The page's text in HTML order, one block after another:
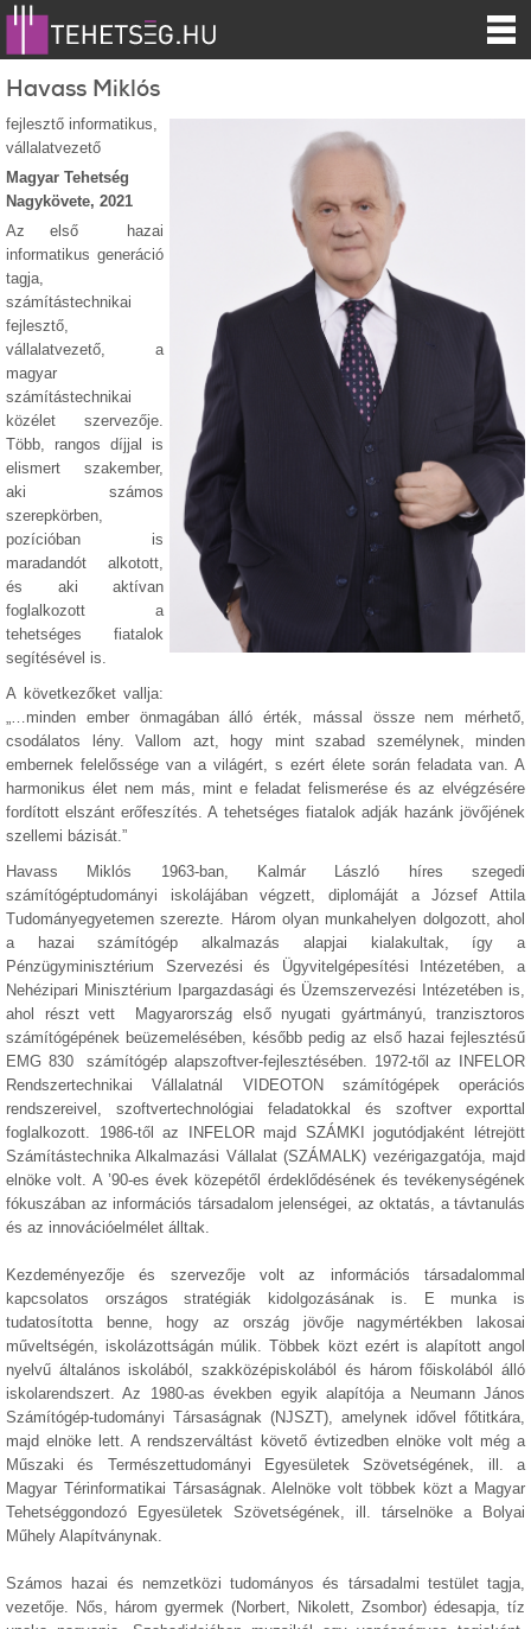
Havass Miklós
fejlesztő informatikus,
vállalatvezető
Magyar Tehetség
Nagykövete, 2021
Az első hazai
informatikus generáció
tagja,
számítástechnikai
fejlesztő,
vállalatvezető, a
magyar
számítástechnikai
közélet szervezője.
Több, rangos díjjal is
elismert szakember,
aki számos
szerepkörben,
pozícióban is
maradandót alkotott,
és aki aktívan
foglalkozott a
tehetséges fiatalok
segítésével is.
A következőket vallja:
„…minden ember önmagában álló érték, mással össze nem mérhető,
csodálatos lény. Vallom azt, hogy mint szabad személynek, minden
embernek felelőssége van a világért, s ezért élete során feladata van. A
harmonikus élet nem más, mint e feladat felismerése és az elvégzésére
fordított elszánt erőfeszítés. A tehetséges fiatalok adják hazánk jövőjének
szellemi bázisát.”
Havass Miklós 1963-ban, Kalmár László híres szegedi
számítógéptudományi iskolájában végzett, diplomáját a József Attila
Tudományegyetemen szerezte. Három olyan munkahelyen dolgozott, ahol
a hazai számítógép alkalmazás alapjai kialakultak, így a
Pénzügyminisztérium Szervezési és Ügyvitelgépesítési Intézetében, a
Nehézipari Minisztérium Ipargazdasági és Üzemszervezési Intézetében is,
ahol részt vett Magyarország első nyugati gyártmányú, tranzisztoros
számítógépének beüzemelésében, később pedig az első hazai fejlesztésű
EMG 830 számítógép alapszoftver-fejlesztésében. 1972-től az INFELOR
Rendszertechnikai Vállalatnál VIDEOTON számítógépek operációs
rendszereivel, szoftvertechnológiai feladatokkal és szoftver exporttal
foglalkozott. 1986-től az INFELOR majd SZÁMKI jogutódjaként létrejött
Számítástechnika Alkalmazási Vállalat (SZÁMALK) vezérigazgatója, majd
elnöke volt. A ’90-es évek közepétől érdeklődésének és tevékenységének
fókuszában az információs társadalom jelenségei, az oktatás, a távtanulás
és az innovációelmélet álltak.
Kezdeményezője és szervezője volt az információs társadalommal
kapcsolatos országos stratégiák kidolgozásának is. E munka is
tudatosította benne, hogy az ország jövője nagymértékben lakosai
műveltségén, iskolázottságán múlik. Többek közt ezért is alapított angol
nyelvű általános iskolából, szakközépiskolából és három főiskolából álló
iskolarendszert. Az 1980-as években egyik alapítója a Neumann János
Számítógép-tudományi Társaságnak (NJSZT), amelynek idővel főtitkára,
majd elnöke lett. A rendszerváltást követő évtizedben elnöke volt még a
Műszaki és Természettudományi Egyesületek Szövetségének, ill. a
Magyar Térinformatikai Társaságnak. Alelnöke volt többek közt a Magyar
Tehetséggondozó Egyesületek Szövetségének, ill. társelnöke a Bolyai
Műhely Alapítványnak.
Számos hazai és nemzetközi tudományos és társadalmi testület tagja,
vezetője. Nős, három gyermek (Norbert, Nikolett, Zsombor) édesapja, tíz